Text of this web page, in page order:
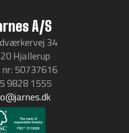
A/S
34
Hjallerup
nr: 50737616
9828 1555